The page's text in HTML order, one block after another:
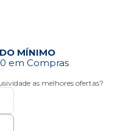
MÍNIMO
em Compras
as melhores ofertas?